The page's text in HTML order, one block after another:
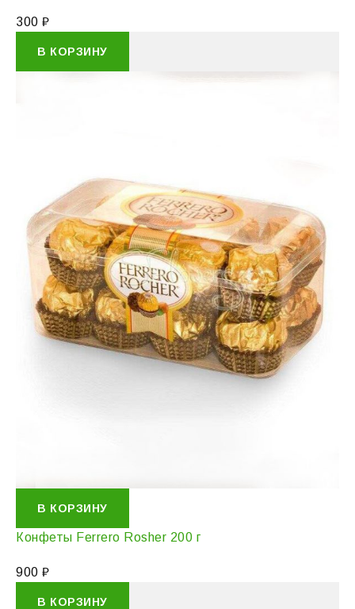
300 ₽
В КОРЗИНУ
В КОРЗИНУ
Конфеты Ferrero Rosher 200 г
900 ₽
В КОРЗИНУ